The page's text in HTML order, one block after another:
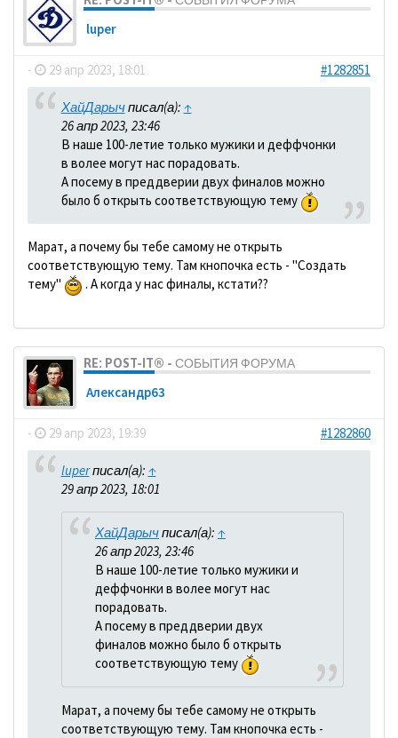
luper
- 29 апр 2023, 18:01 #1282851
ХайДарычписал(а): ↑
26 апр 2023, 23:46
В наше 100-летие только мужики и деффчонки
в волее могут нас порадовать.
А посему в преддверии двух финалов можно
было б открыть соответствующую тему
Марат, а почему бы тебе самому не открыть
соответствующую тему. Там кнопочка есть - "Создать
тему"
. А когда у нас финалы, кстати??
RE: POST-IT® - СОБЫТИЯ ФОРУМА
Александр63
- 29 апр 2023, 19:39 #1282860
luperписал(а): ↑
29 апр 2023, 18:01
ХайДарычписал(а): ↑
26 апр 2023, 23:46
В наше 100-летие только мужики и
деффчонки в волее могут нас
порадовать.
А посему в преддверии двух
финалов можно было б открыть
соответствующую тему
Марат, а почему бы тебе самому не открыть
соответствующую тему. Там кнопочка есть -